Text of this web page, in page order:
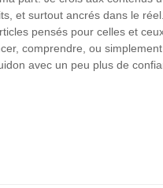
et surtout ancrés dans le réel.
pensés pour celles et
comprendre, ou simplement
avec un peu plus de